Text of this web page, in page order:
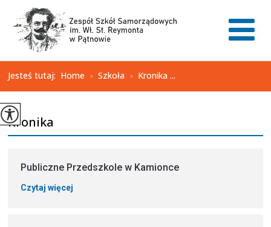
Jesteś tutaj: Home > Szkoła > Kronika ...
Kronika
Publiczne Przedszkole w Kamionce
Czytaj więcej